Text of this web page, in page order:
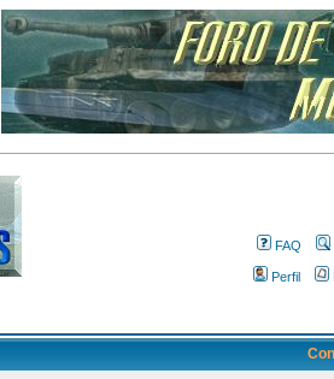
FAQ
Perfil